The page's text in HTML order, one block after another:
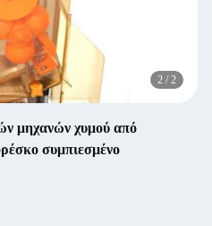
2 / 2
μηχανών χυμού από
συμπιεσμένο